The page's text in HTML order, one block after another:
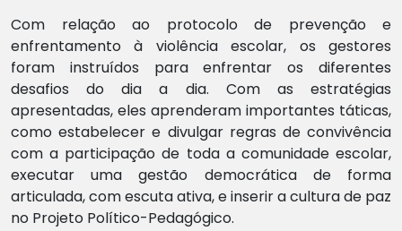
Com relação ao protocolo de prevenção e
enfrentamento à violência escolar, os gestores
foram instruídos para enfrentar os diferentes
desafios do dia a dia. Com as estratégias
apresentadas, eles aprenderam importantes táticas,
como estabelecer e divulgar regras de convivência
com a participação de toda a comunidade escolar,
executar uma gestão democrática de forma
articulada, com escuta ativa, e inserir a cultura de paz
no Projeto Político-Pedagógico.